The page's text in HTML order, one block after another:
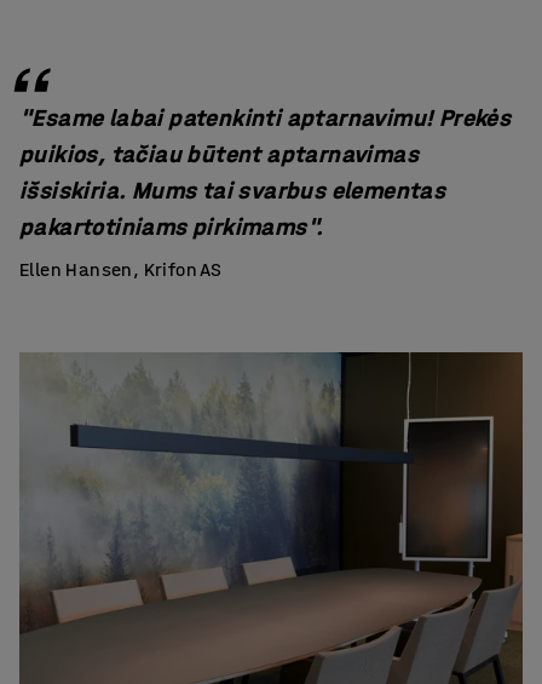
"Esame labai patenkinti aptarnavimu! Prekės
puikios, tačiau būtent aptarnavimas
išsiskiria. Mums tai svarbus elementas
pakartotiniams pirkimams".
Ellen Hansen, Krifon AS